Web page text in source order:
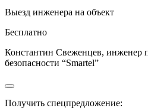
Выезд инженера на объект
Бесплатно
Константин Свеженцев, инженер
безопасности “Smartel”
Получить спецпредложение: